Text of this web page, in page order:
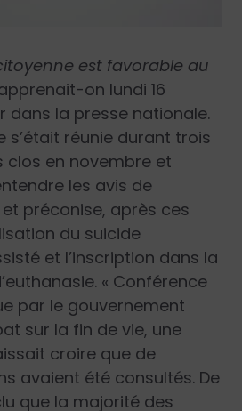
est favorable au
on lundi 16
dans la presse nationale.
s’était réunie durant trois
clos en novembre et
les avis de
préconise, après ces
du suicide
et l’inscription dans la
« Conférence
par le gouvernement
sur la fin de vie, une
croire que de
avaient été consultés. De
que la majorité des